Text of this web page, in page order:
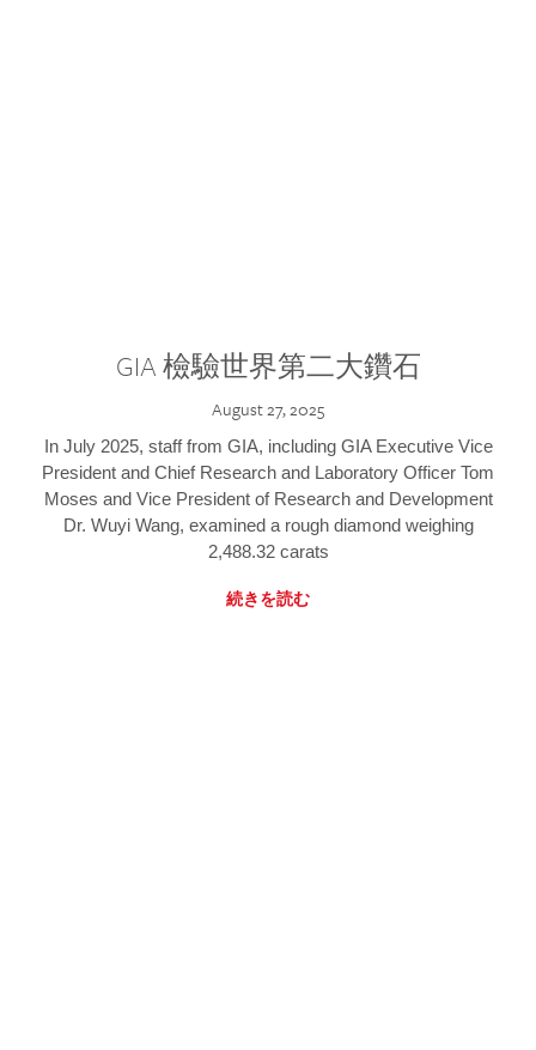
GIA 檢驗世界第二大鑽石
August 27, 2025
In July 2025, staff from GIA, including GIA Executive Vice
President and Chief Research and Laboratory Officer Tom
Moses and Vice President of Research and Development
Dr. Wuyi Wang, examined a rough diamond weighing
2,488.32 carats
続きを読む